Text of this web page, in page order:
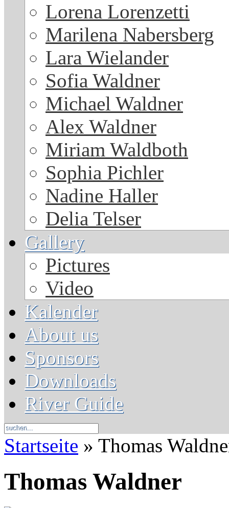
Lorena Lorenzetti
Marilena Nabersberg
Lara Wielander
Sofia Waldner
Michael Waldner
Alex Waldner
Miriam Waldboth
Sophia Pichler
Nadine Haller
Delia Telser
Gallery
Pictures
Video
Kalender
About us
Sponsors
Downloads
River Guide
Startseite » Thomas
Thomas Waldner